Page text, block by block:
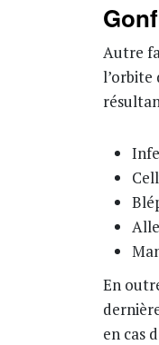
Autre
l’orbite
En
en cas